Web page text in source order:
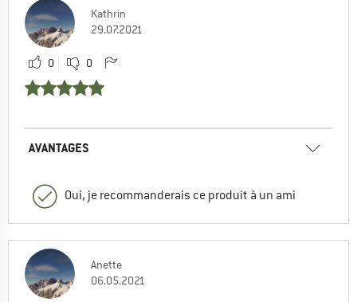
Kathrin
29.07.2021
0 0
AVANTAGES
Oui, je recommanderais ce produit à un ami
Anette
06.05.2021